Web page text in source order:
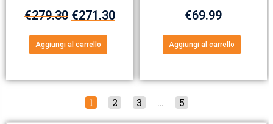
€279.30 €271.30
Aggiungi al carrello
€69.99
Aggiungi al carrello
1 2 3 … 5